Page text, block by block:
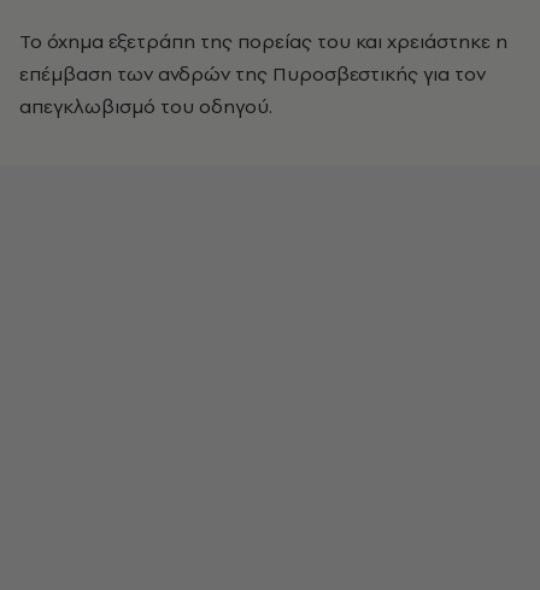
Το όχημα εξετράπη της πορείας του και χρειάστηκε η
επέμβαση των ανδρών της Πυροσβεστικής για τον
απεγκλωβισμό του οδηγού.